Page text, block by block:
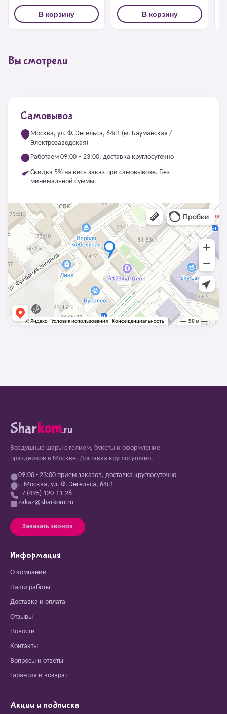
В корзину В корзину
Вы смотрели
Самовывоз
Москва, ул. Ф. Энгельса, 64с1 (м. Бауманская /
Электрозаводская)
Работаем 09:00 – 23:00, доставка круглосуточно
Скидка 5% на весь заказ при самовывозе. Без
минимальной суммы.
Sharkom.ru
Воздушные шары с гелием, букеты и оформление
праздников в Москве. Доставка круглосуточно.
09:00 - 23:00 прием заказов, доставка круглосуточно
г. Москва, ул. Ф. Энгельса, 64с1
+7 (495) 120-11-26
zakaz@sharkom.ru
Заказать звонок
Информация
О компании
Наши работы
Доставка и оплата
Отзывы
Новости
Контакты
Вопросы и ответы
Гарантия и возврат
Акции и подписка